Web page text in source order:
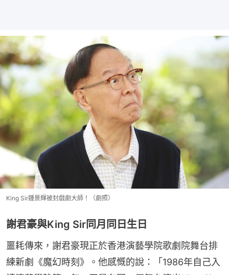
King Sir鍾景輝被封戲劇大師！（劇照）
謝君豪與King Sir同月同日生日
噩耗傳來，謝君豪現正於香港演藝學院歌劇院舞台排
練新劇《魔幻時刻》。他感慨的說：「1986年自己入